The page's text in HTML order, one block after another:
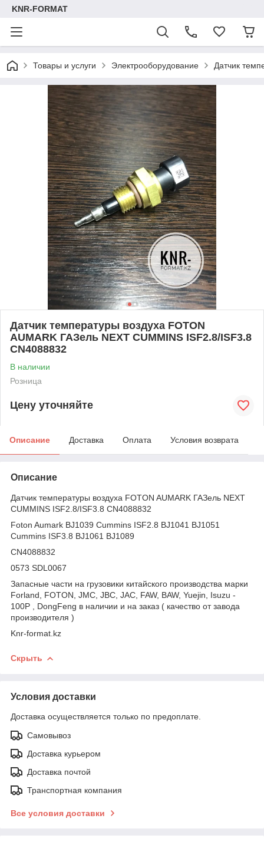
KNR-FORMAT
Товары и услуги Электрооборудование Датчик
Датчик температуры воздуха FOTON
AUMARK ГАЗель NEXT CUMMINS ISF2.8/ISF3.8
CN4088832
В наличии
Розница
Цену уточняйте
Описание Доставка Оплата Условия возврата
Описание
Датчик температуры воздуха FOTON AUMARK ГАЗель NEXT
CUMMINS ISF2.8/ISF3.8 CN4088832
Foton Aumark BJ1039 Cummins ISF2.8 BJ1041 BJ1051
Cummins ISF3.8 BJ1061 BJ1089
CN4088832
0573 SDL0067
Запасные части на грузовики китайского производства марки
Forland, FOTON, JMC, JBC, JAC, FAW, BAW, Yuejin, Isuzu -
100P , DongFeng в наличии и на заказ ( качество от завода
производителя )
Knr-format.kz
Скрыть
Условия доставки
Доставка осуществляется только по предоплате.
Самовывоз
Доставка курьером
Доставка почтой
Транспортная компания
Все условия доставки